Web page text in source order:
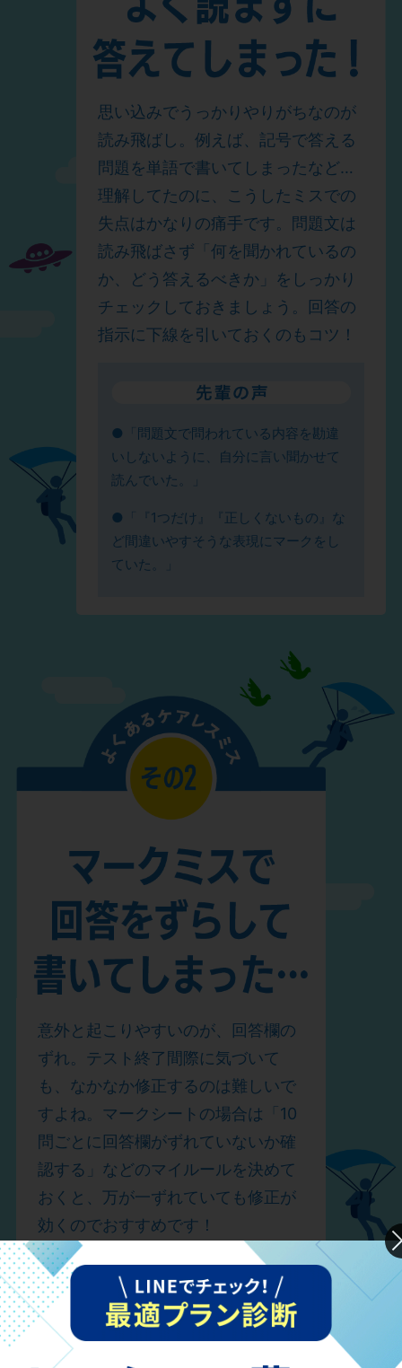
思い込みでうっかりやりがちなのが
読み飛ばし。例えば、記号で答える
問題を単語で書いてしまったなど…
理解してたのに、こうしたミスでの
失点はかなりの痛手です。問題文は
読み飛ばさず「何を聞かれているの
か、どう答えるべきか」をしっかり
チェックしておきましょう。回答の
指示に下線を引いておくのもコツ！
●「問題文で問われている内容を勘違
いしないように、自分に言い聞かせて
読んでいた。」
●「『1つだけ』『正しくないもの』な
ど間違いやすそうな表現にマークをし
ていた。」
意外と起こりやすいのが、回答欄の
ずれ。テスト終了間際に気づいて
も、なかなか修正するのは難しいで
すよね。マークシートの場合は「10
問ごとに回答欄がずれていないか確
認する」などのマイルールを決めて
おくと、万が一ずれていても修正が
効くのでおすすめです！
●「分からなかった問題も回答シート
にはとりあえず印（☆とか）をつける